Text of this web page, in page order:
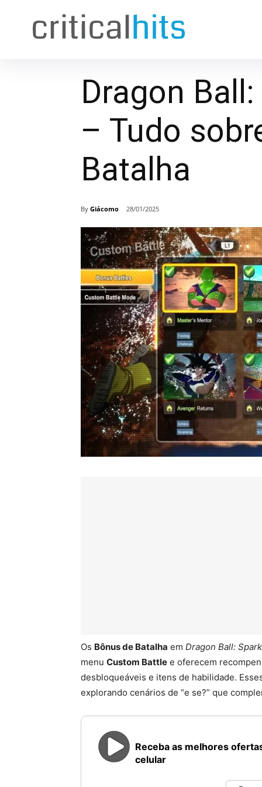
Dragon
– Tudo
Batalha
By Giácomo 28/01/2025
Os Bônus de Batalha em Dragon Ball:
menu Custom Battle e oferecem
desbloqueáveis e itens de habilidade.
explorando cenários de “e se?” que
Receba as melhores
celular